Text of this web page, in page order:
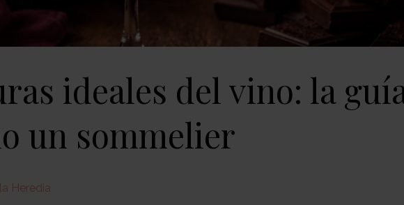
ideales del vino: la
un sommelier
Heredia